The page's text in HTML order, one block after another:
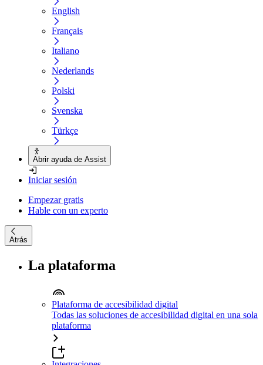
English
Français
Italiano
Nederlands
Polski
Svenska
Türkçe
Abrir ayuda de Assist
Iniciar sesión
Empezar gratis
Hable con un experto
Atrás
La plataforma
Plataforma de accesibilidad digital
Todas las soluciones de accesibilidad digital en una sola
plataforma